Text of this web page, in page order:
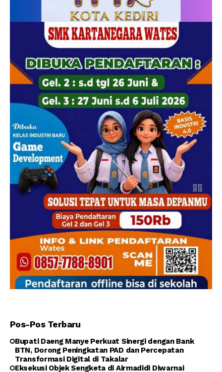
Pos-Pos Terbaru
Bupati Daeng Manye Perkuat Sinergi dengan Bank
BTN, Dorong Peningkatan PAD dan Percepatan
Transformasi Digital di Takalar
Eksekusi Objek Sengketa di Airmadidi Diwarnai